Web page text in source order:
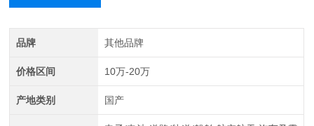
品牌 其他品牌
价格区间 10万-20万
产地类别 国产